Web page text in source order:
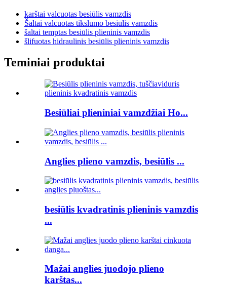
karštai valcuotas besiūlis vamzdis
Šaltai valcuotas tikslumo besiūlis vamzdis
šaltai temptas besiūlis plieninis vamzdis
šlifuotas hidraulinis besiūlis plieninis vamzdis
Teminiai produktai
Besiūliai plieniniai vamzdžiai Ho...
Anglies plieno vamzdis, besiūlis ...
besiūlis kvadratinis plieninis vamzdis
...
Mažai anglies juodojo plieno
karštas...